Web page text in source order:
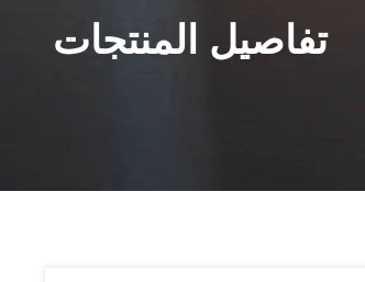
تفاصيل المنتجات